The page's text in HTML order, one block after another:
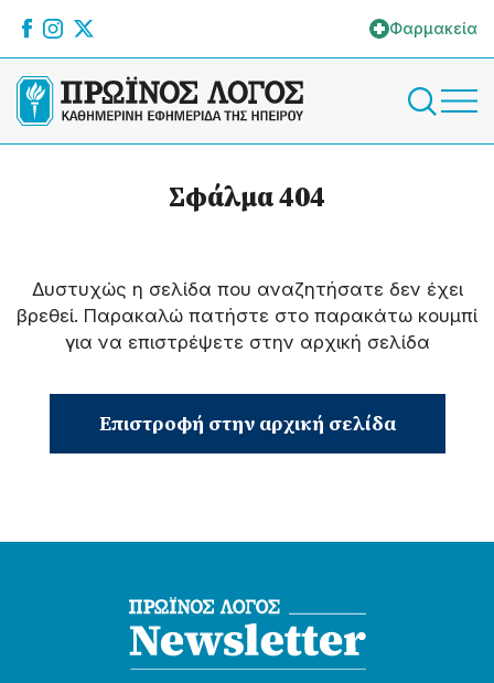
Φαρμακεία
Σφάλμα 404
Δυστυχώς η σελίδα που αναζητήσατε δεν έχει
βρεθεί. Παρακαλώ πατήστε στο παρακάτω κουμπί
για να επιστρέψετε στην αρχική σελίδα
Επιστροφή στην αρχική σελίδα